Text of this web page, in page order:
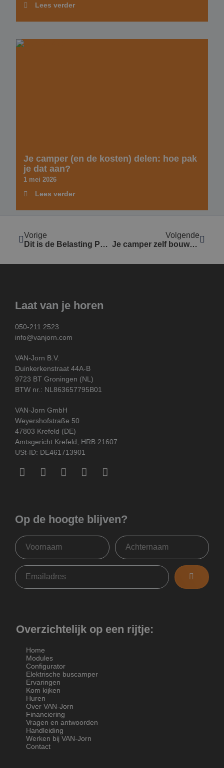
Lees verder
Je camper (en de kosten) delen: hoe pak
je dat aan?
1 mei 2026
Lees verder
Vorige
Dit is de Belasting Personenauto’s en Motorrijwielen (BPM) en dit moet je er van weten
Volgende
Je camper zelf bouwen of laten bouwen? Ontdek wat bij jou past!
Laat van je horen
050-211 2523
info@vanjorn.com
VAN-Jorn B.V.
Duinkerkenstraat 44A-B
9723 BT Groningen (NL)
BTW nr.: NL863657795B01
VAN-Jorn GmbH
Weyershofstraße 50
47803 Krefeld (DE)
Amtsgericht Krefeld, HRB 21607
USt-ID: DE461713901
Op de hoogte blijven?
Overzichtelijk op een rijtje:
Home
Modules
Configurator
Elektrische buscamper
Ervaringen
Kom kijken
Huren
Over VAN-Jorn
Financiering
Vragen en antwoorden
Handleiding
Werken bij VAN-Jorn
Contact